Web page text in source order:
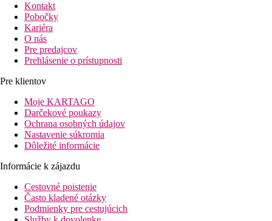
Kontakt
Pobočky
Kariéra
O nás
Pre predajcov
Prehlásenie o prístupnosti
Pre klientov
Moje KARTAGO
Darčekové poukazy
Ochrana osobných údajov
Nastavenie súkromia
Dôležité informácie
Informácie k zájazdu
Cestovné poistenie
Často kladené otázky
Podmienky pre cestujúcich